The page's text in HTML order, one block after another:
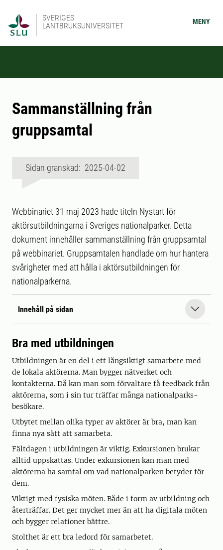
SVERIGES
LANTBRUKSUNIVERSITET
MENY
Sammanställning från
gruppsamtal
Sidan granskad: 2025-04-02
Webbinariet 31 maj 2023 hade titeln Nystart för
aktörsutbildningarna i Sveriges nationalparker. Detta
dokument innehåller sammanställning från gruppsamtal
på webbinariet. Gruppsamtalen handlade om hur hantera
svårigheter med att hålla i aktörsutbildningen för
nationalparkerna.
Innehåll på sidan
Bra med utbildningen
Utbildningen är en del i ett långsiktigt samarbete med
de lokala aktörerna. Man bygger nätverket och
kontakterna. Då kan man som förvaltare få feedback från
aktörerna, som i sin tur träffar många nationalparks-
besökare.
Utbytet mellan olika typer av aktörer är bra, man kan
finna nya sätt att samarbeta.
Fältdagen i utbildningen är viktig. Exkursionen brukar
alltid uppskattas. Under exkursionen kan man med
aktörerna ha samtal om vad nationalparken betyder för
dem.
Viktigt med fysiska möten. Både i form av utbildning och
återträffar. Det ger mycket mer än att ha digitala möten
och bygger relationer bättre.
Stolthet är ett bra ledord för samarbetet.